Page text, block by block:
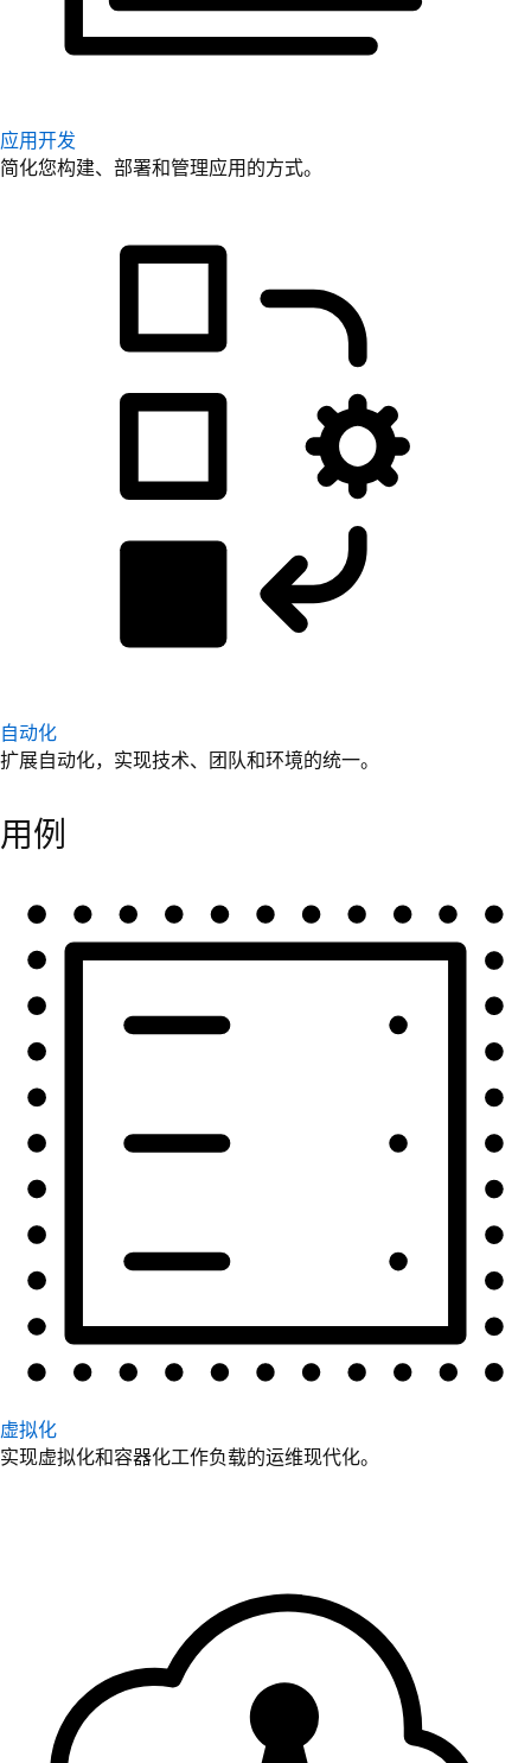
应用开发
简化您构建、部署和管理应用的方式。
自动化
扩展自动化，实现技术、团队和环境的统一。
用例
虚拟化
实现虚拟化和容器化工作负载的运维现代化。